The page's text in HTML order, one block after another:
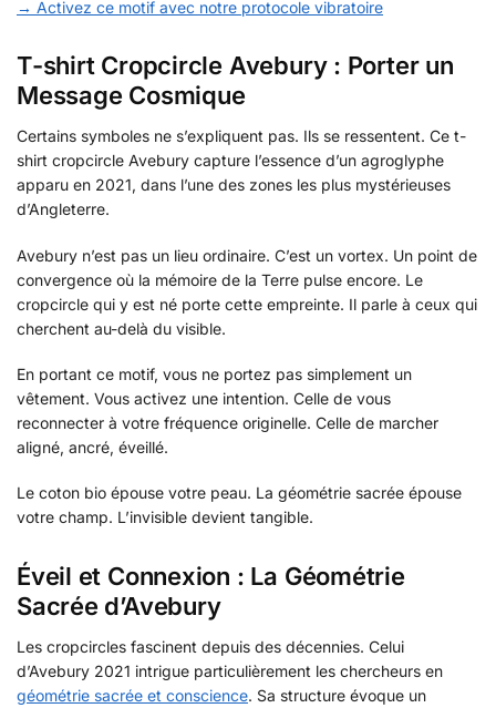
→ Activez ce motif avec notre protocole vibratoire
T-shirt Cropcircle Avebury : Porter un
Message Cosmique
Certains symboles ne s’expliquent pas. Ils se ressentent. Ce t-
shirt cropcircle Avebury capture l’essence d’un agroglyphe
apparu en 2021, dans l’une des zones les plus mystérieuses
d’Angleterre.
Avebury n’est pas un lieu ordinaire. C’est un vortex. Un point de
convergence où la mémoire de la Terre pulse encore. Le
cropcircle qui y est né porte cette empreinte. Il parle à ceux qui
cherchent au-delà du visible.
En portant ce motif, vous ne portez pas simplement un
vêtement. Vous activez une intention. Celle de vous
reconnecter à votre fréquence originelle. Celle de marcher
aligné, ancré, éveillé.
Le coton bio épouse votre peau. La géométrie sacrée épouse
votre champ. L’invisible devient tangible.
Éveil et Connexion : La Géométrie
Sacrée d’Avebury
Les cropcircles fascinent depuis des décennies. Celui
d’Avebury 2021 intrigue particulièrement les chercheurs en
géométrie sacrée et conscience. Sa structure évoque un